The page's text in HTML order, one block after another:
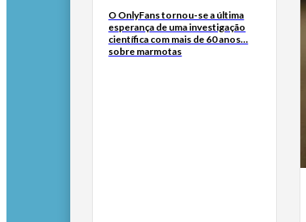
O OnlyFans tornou-se a última
esperança de uma investigação
científica com mais de 60 anos…
sobre marmotas